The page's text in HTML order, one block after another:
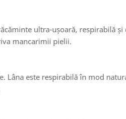
ultra-ușoară, respirabilă
mancarimii pielii.
Lâna este respirabilă în mod